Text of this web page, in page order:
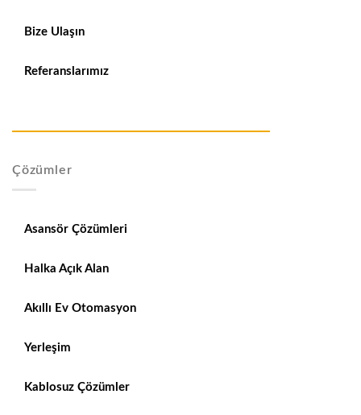
Bize Ulaşın
Referanslarımız
Çözümler
Asansör Çözümleri
Halka Açık Alan
Akıllı Ev Otomasyon
Yerleşim
Kablosuz Çözümler